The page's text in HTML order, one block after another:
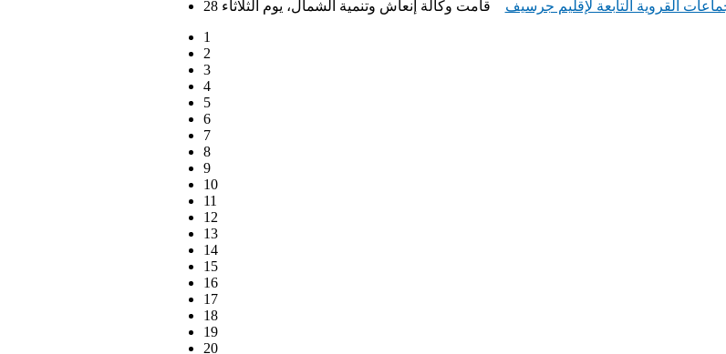
1
2
3
4
5
6
7
8
9
10
11
12
13
14
15
16
17
18
19
20